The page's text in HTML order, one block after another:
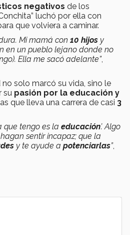
negativos de los
luchó por ella con
que volviera a caminar.
Mi mamá con 10 hijos y
en un pueblo lejano donde no
Ella me sacó adelante”,
solo marcó su vida, sino le
su pasión por la educación y
las que lleva una carrera de casi 3
que tengo es la educación’. Algo
sentir incapaz; que la
y te ayude a potenciarlas”,